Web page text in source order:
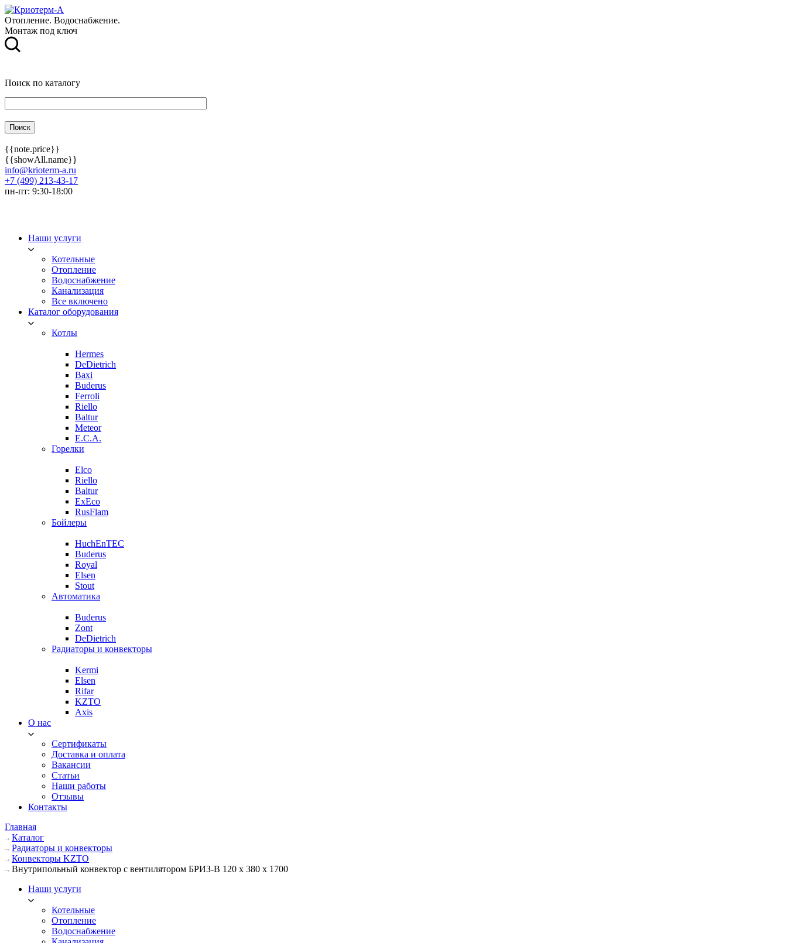
Отопление. Водоснабжение.
Монтаж под ключ
Поиск по каталогу
{{note.price}}
{{showAll.name}}
info@krioterm-a.ru
+7 (499) 213-43-17
пн-пт: 9:30-18:00
Наши услуги
Котельные
Отопление
Водоснабжение
Канализация
Все включено
Каталог оборудования
Котлы
Hermes
DeDietrich
Baxi
Buderus
Ferroli
Riello
Baltur
Meteor
E.C.A.
Горелки
Elco
Riello
Baltur
ExEco
RusFlam
Бойлеры
HuchEnTEC
Buderus
Royal
Elsen
Stout
Автоматика
Buderus
Zont
DeDietrich
Радиаторы и конвекторы
Kermi
Elsen
Rifar
KZTO
Axis
О нас
Сертификаты
Доставка и оплата
Вакансии
Статьи
Наши работы
Отзывы
Контакты
Главная
Каталог
Радиаторы и конвекторы
Конвекторы KZTO
Внутрипольный конвектор с вентилятором БРИЗ-В 120 х 380 х 1700
Наши услуги
Котельные
Отопление
Водоснабжение